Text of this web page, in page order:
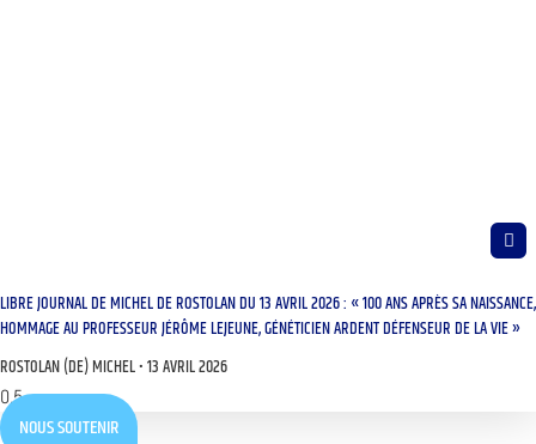
LIBRE JOURNAL DE MICHEL DE ROSTOLAN DU 13 AVRIL 2026 : « 100 ANS APRÈS SA NAISSANCE,
HOMMAGE AU PROFESSEUR JÉRÔME LEJEUNE, GÉNÉTICIEN ARDENT DÉFENSEUR DE LA VIE »
ROSTOLAN (DE) MICHEL 13 AVRIL 2026
NOUS SOUTENIR